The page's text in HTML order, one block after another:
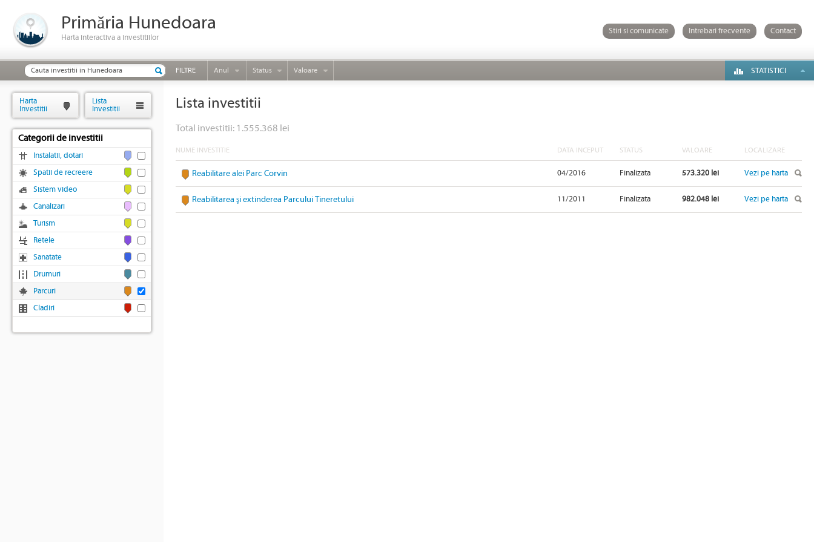
Primăria Hunedoara
Harta interactiva a investitiilor
Stiri si comunicate Intrebari frecvente Contact
FILTRE Anul Status Valoare STATISTICI
Lista investitii
Total investitii: 1.555.368 lei
NUME INVESTITIE DATA INCEPUT STATUS VALOARE LOCALIZARE
Reabilitare alei Parc Corvin 04/2016 Finalizata 573.320 lei Vezi pe harta
Reabilitarea şi extinderea Parcului Tineretului 11/2011 Finalizata 982.048 lei Vezi pe harta
Harta
Investitii
Lista
Investitii
Categorii de investitii
Instalatii, dotari
Spatii de recreere
Sistem video
Canalizari
Turism
Retele
Sanatate
Drumuri
Parcuri
Cladiri